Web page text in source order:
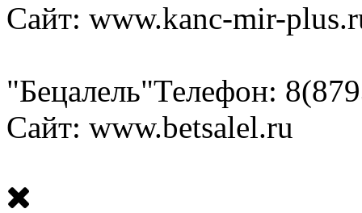
Сайт: www.kanc-mir-
"Бецалель"Телефон:
Сайт: www.betsalel.ru